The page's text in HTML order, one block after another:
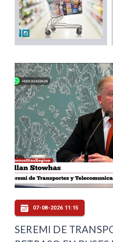
07-08-2026 11:15
SEREMI DE